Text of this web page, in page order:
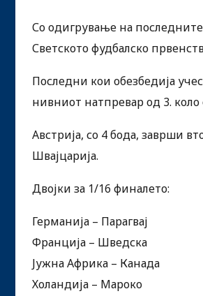
Со одигрување на
Светското фудбалско
Последни кои обезбедија
нивниот натпревар од 3. коло
Австрија, со 4 бода, заврши
Швајцарија.
Двојки за 1/16 финалето:
Германија – Парагвај
Франција – Шведска
Јужна Африка – Канада
Холандија – Мароко